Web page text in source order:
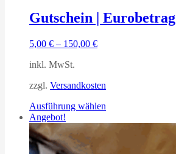
Gutschein | Eurobetrag
5,00 € – 150,00 €
inkl. MwSt.
zzgl. Versandkosten
Ausführung wählen
weist
Angebot!